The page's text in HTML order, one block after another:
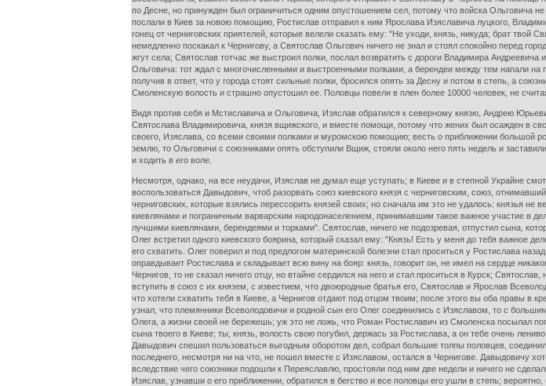
по Десне, но принужден был ограничиться одним опустошением сел, потому что войска Ольговича
послали в Киев за новою помощию, Ростислав отправил к ним Ярослава Изяславича луцкого,
гонец от черниговских приятелей, которые велели сказать ему: "Не уходи, князь, никуда; брат
немедленно поскакал к Чернигову, а Святослав Ольгович ничего не знал и стоял спокойно перед
жгут села; Святослав тотчас же выстроил полки, послал возвратить с дороги Владимира
Ольговича: тот ждал с многочисленными и выстроенными полками, а берендеи между тем напали на
получив в ответ, что у города стоят сильные полки, бросился опять за Десну и потом в степь, а
Смоленскую волость и страшно опустошил ее. Половцы повели в плен более 10000 человек, не
Видя против себя и Мстиславича и Ольговича, Изяслав обратился к северному князю, Андрею
Святослава Владимировича, князя вщижского, и вместе помощи, потому что жених был осажден в
своего, Изяслава, со всеми своими полками и муромскою помощию; весть о приближении большой
землю, то Ольговичи с союзниками опять обступили Вщиж, стояли около него пять недель и
и ходить в его воле.
Несмотря, однако, на все неудачи, Изяслав не думал еще уступать; в Киеве и в степной Украйне
воспользоваться Давыдович, чтоб разорвать союз киевского князя с черниговским, союз,
черниговских, которые взялись перессорить князей своих; но сначала им это не удалось: князья
киевлянами и пограничным варварским народонаселением, принимавшим такое важное участие в
лучшими киевлянами, берендеями и торками". Святослав, ничего не подозревая, отпустил сына,
Олег встретил одного киевского боярина, который сказал ему: "Князь! Есть у меня до тебя важное
его схватить. Олег поверил и под предлогом материнской болезни стал проситься у Ростислава
оправдывает Ростислава и складывает всю вину на бояр: князь, говорит он, не имел на сердце
Чернигов, то не сказал ничего отцу, но втайне сердился на него и стал проситься в Курск;
вступить в союз с их князем, с известием, что двоюродные братья его, Святослав и Ярослав
что хотели схватить тебя в Киеве, а Чернигов отдают под отцом твоим; после этого вы оба правы в
узнал, что племянники Всеволодовичи и родной сын его Олег соединились с Изяславом, то с
Олега, а жизни своей не бережешь; уж это не ложь, что Роман Ростиславич из Смоленска посылал
сына твоего в Киеве; ты, князь, волость свою погубил, держась за Ростислава, а он тебе очень
Давыдович спешил пользоваться выгодным оборотом дел, собрал большие толпы половцев,
последнего, несмотря ни на что, не пошел вместе с Изяславом, остался в Чернигове. Давыдовичу
вследствие чего союзники подошли к Переяславлю, простояли под ним две недели и ничего не
Изяслав, узнавши о его приближении, обратился в бегство и все половцы его ушли в степь;